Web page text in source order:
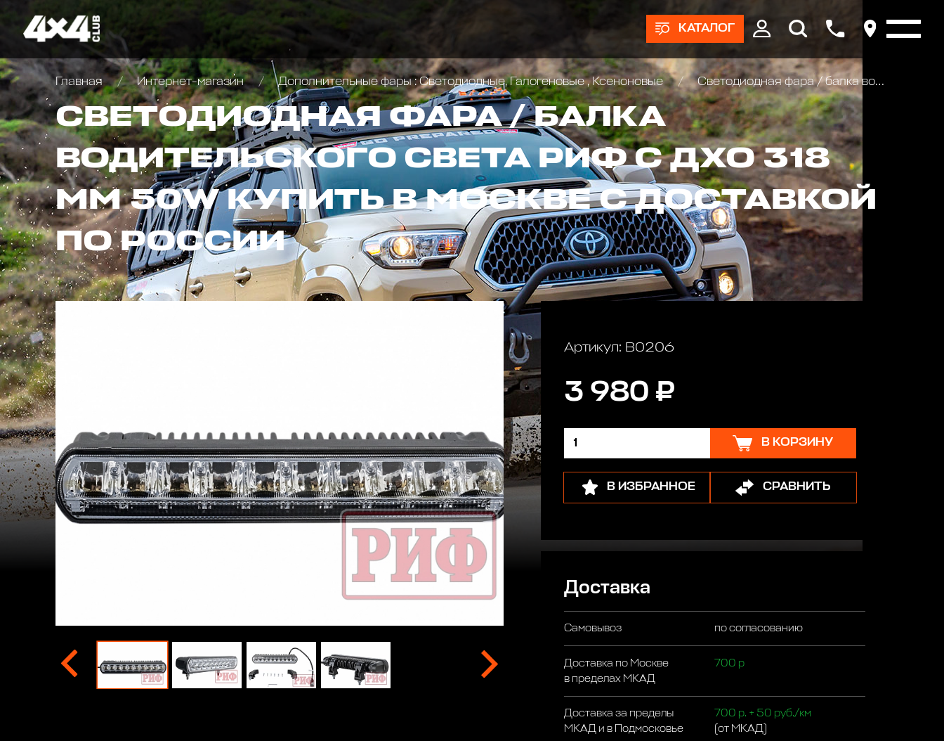
КАТАЛОГ
Главная Интернет-магазин Дополнительные фары : Светодиодные, Галогеновые , Ксеноновые Светодиодная фара / балка водительского света РИФ с ДХО 318 мм 50W
СВЕТОДИОДНАЯ ФАРА / БАЛКА
ВОДИТЕЛЬСКОГО СВЕТА РИФ С ДХО 318
ММ 50W КУПИТЬ В МОСКВЕ С ДОСТАВКОЙ
ПО РОССИИ
Артикул: B0206
3 980 ₽
В КОРЗИНУ
В ИЗБРАННОЕ СРАВНИТЬ
Доставка
Самовывоз по согласованию
Доставка по Москве
в пределах МКАД
700 р
Доставка за пределы
МКАД и в Подмосковье
700 р. + 50 руб./км
(от МКАД)